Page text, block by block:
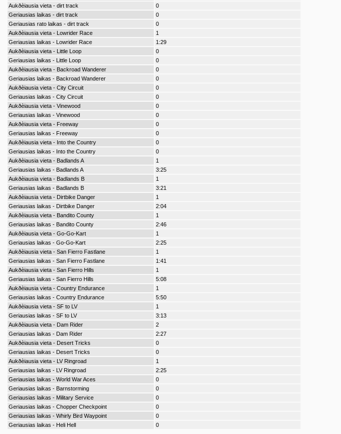
Aukðèiausia vieta - dirt track
0
Geriausias laikas - dirt track
0
Geriausias rato laikas - dirt track
0
Aukðèiausia vieta - Lowrider Race
1
Geriausias laikas - Lowrider Race
1:29
Aukðèiausia vieta - Little Loop
0
Geriausias laikas - Little Loop
0
Aukðèiausia vieta - Backroad Wanderer
0
Geriausias laikas - Backroad Wanderer
0
Aukðèiausia vieta - City Circuit
0
Geriausias laikas - City Circuit
0
Aukðèiausia vieta - Vinewood
0
Geriausias laikas - Vinewood
0
Aukðèiausia vieta - Freeway
0
Geriausias laikas - Freeway
0
Aukðèiausia vieta - Into the Country
0
Geriausias laikas - Into the Country
0
Aukðèiausia vieta - Badlands A
1
Geriausias laikas - Badlands A
3:25
Aukðèiausia vieta - Badlands B
1
Geriausias laikas - Badlands B
3:21
Aukðèiausia vieta - Dirtbike Danger
1
Geriausias laikas - Dirtbike Danger
2:04
Aukðèiausia vieta - Bandito County
1
Geriausias laikas - Bandito County
2:46
Aukðèiausia vieta - Go-Go-Kart
1
Geriausias laikas - Go-Go-Kart
2:25
Aukðèiausia vieta - San Fierro Fastlane
1
Geriausias laikas - San Fierro Fastlane
1:41
Aukðèiausia vieta - San Fierro Hills
1
Geriausias laikas - San Fierro Hills
5:08
Aukðèiausia vieta - Country Endurance
1
Geriausias laikas - Country Endurance
5:50
Aukðèiausia vieta - SF to LV
1
Geriausias laikas - SF to LV
3:13
Aukðèiausia vieta - Dam Rider
2
Geriausias laikas - Dam Rider
2:27
Aukðèiausia vieta - Desert Tricks
0
Geriausias laikas - Desert Tricks
0
Aukðèiausia vieta - LV Ringroad
1
Geriausias laikas - LV Ringroad
2:25
Geriausias laikas - World War Aces
0
Geriausias laikas - Barnstorming
0
Geriausias laikas - Military Service
0
Geriausias laikas - Chopper Checkpoint
0
Geriausias laikas - Whirly Bird Waypoint
0
Geriausias laikas - Heli Hell
0